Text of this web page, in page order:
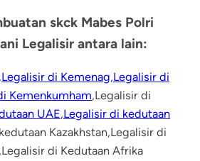
skck Mabes Polri
Legalisir antara lain:
,Legalisir di Kemenag,Legalisir di
Kemenkumham,Legalisir di
UAE,Legalisir di kedutaan
Kazakhstan,Legalisir di
di Kedutaan Afrika